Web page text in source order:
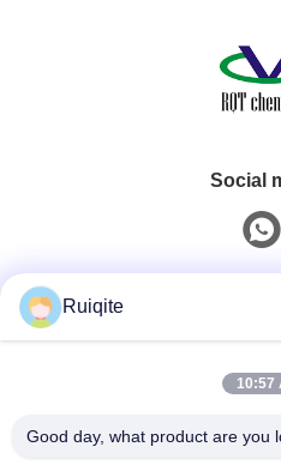
Social
0086-18217621160
Ruiqite
10:57
Good day, what product are you